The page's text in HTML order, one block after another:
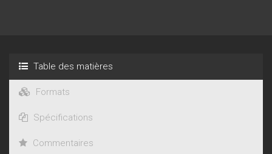
Table des matières
Formats
Spécifications
Commentaires